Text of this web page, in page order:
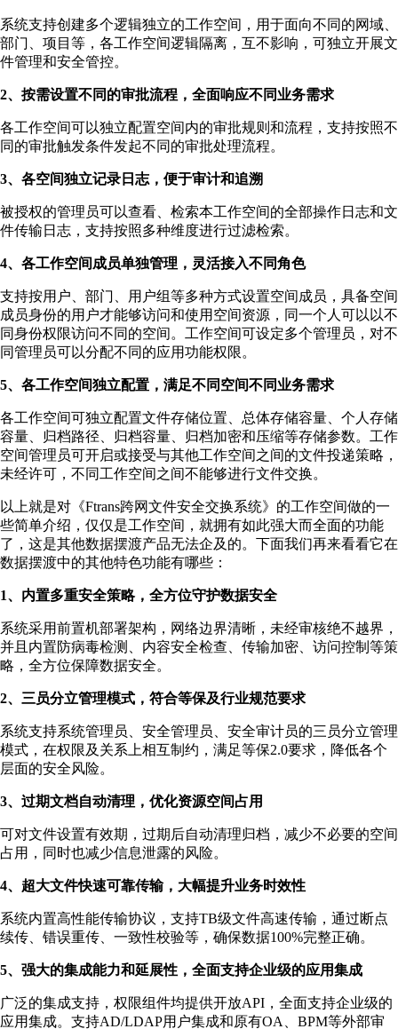
系统支持创建多个逻辑独立的工作空间，用于面向不同的网域、
部门、项目等，各工作空间逻辑隔离，互不影响，可独立开展文
件管理和安全管控。
2、按需设置不同的审批流程，全面响应不同业务需求
各工作空间可以独立配置空间内的审批规则和流程，支持按照不
同的审批触发条件发起不同的审批处理流程。
3、各空间独立记录日志，便于审计和追溯
被授权的管理员可以查看、检索本工作空间的全部操作日志和文
件传输日志，支持按照多种维度进行过滤检索。
4、各工作空间成员单独管理，灵活接入不同角色
支持按用户、部门、用户组等多种方式设置空间成员，具备空间
成员身份的用户才能够访问和使用空间资源，同一个人可以以不
同身份权限访问不同的空间。工作空间可设定多个管理员，对不
同管理员可以分配不同的应用功能权限。
5、各工作空间独立配置，满足不同空间不同业务需求
各工作空间可独立配置文件存储位置、总体存储容量、个人存储
容量、归档路径、归档容量、归档加密和压缩等存储参数。工作
空间管理员可开启或接受与其他工作空间之间的文件投递策略，
未经许可，不同工作空间之间不能够进行文件交换。
以上就是对《Ftrans跨网文件安全交换系统》的工作空间做的一
些简单介绍，仅仅是工作空间，就拥有如此强大而全面的功能
了，这是其他数据摆渡产品无法企及的。下面我们再来看看它在
数据摆渡中的其他特色功能有哪些：
1、内置多重安全策略，全方位守护数据安全
系统采用前置机部署架构，网络边界清晰，未经审核绝不越界，
并且内置防病毒检测、内容安全检查、传输加密、访问控制等策
略，全方位保障数据安全。
2、三员分立管理模式，符合等保及行业规范要求
系统支持系统管理员、安全管理员、安全审计员的三员分立管理
模式，在权限及关系上相互制约，满足等保2.0要求，降低各个
层面的安全风险。
3、过期文档自动清理，优化资源空间占用
可对文件设置有效期，过期后自动清理归档，减少不必要的空间
占用，同时也减少信息泄露的风险。
4、超大文件快速可靠传输，大幅提升业务时效性
系统内置高性能传输协议，支持TB级文件高速传输，通过断点
续传、错误重传、一致性校验等，确保数据100%完整正确。
5、强大的集成能力和延展性，全面支持企业级的应用集成
广泛的集成支持，权限组件均提供开放API，全面支持企业级的
应用集成。支持AD/LDAP用户集成和原有OA、BPM等外部审